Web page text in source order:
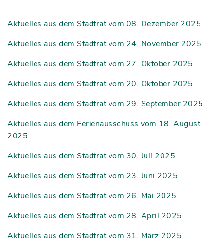
Aktuelles aus dem Stadtrat vom 08. Dezember 2025
Aktuelles aus dem Stadtrat vom 24. November 2025
Aktuelles aus dem Stadtrat vom 27. Oktober 2025
Aktuelles aus dem Stadtrat vom 20. Oktober 2025
Aktuelles aus dem Stadtrat vom 29. September 2025
Aktuelles aus dem Ferienausschuss vom 18. August
2025
Aktuelles aus dem Stadtrat vom 30. Juli 2025
Aktuelles aus dem Stadtrat vom 23. Juni 2025
Aktuelles aus dem Stadtrat vom 26. Mai 2025
Aktuelles aus dem Stadtrat vom 28. April 2025
Aktuelles aus dem Stadtrat vom 31. März 2025